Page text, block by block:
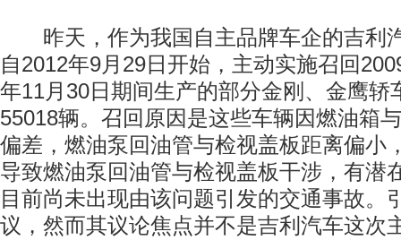
昨天，作为我国自主品牌车企的吉利
自2012年9月29日开始，主动实施召回
年11月30日期间生产的部分金刚、金鹰轿
55018辆。召回原因是这些车辆因燃油箱
偏差，燃油泵回油管与检视盖板距离偏小
导致燃油泵回油管与检视盖板干涉，有潜
目前尚未出现由该问题引发的交通事故。
议，然而其议论焦点并不是吉利汽车这次